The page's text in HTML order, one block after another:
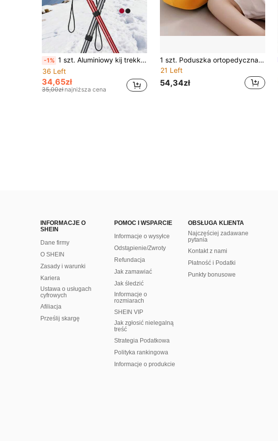
-1% 1 szt. Aluminiowy kij trekkingowy, 5-biegowy, regulowany, składany, teleskopowy, ultralekki kij trekkingowy do wspinaczki na świeżym powietrzu
36 Left
34,65zł
35,00zł najniższa cena
1 szt. Poduszka ortopedyczna z pianki memory foam – wsparcie szyi – ergonomiczny kształt dla osób śpiących na boku, plecach i brzuchu – technologia powolnego odkształcania – zdejmowany pokrowiec na zamek błyskawiczny – do użytku w biurze, łóżku, na krześle i w podróży – kompaktowa i przenośna konstrukcja – łatwy w czyszczeniu materiał
21 Left
54,34zł
INFORMACJE O
SHEIN
Dane firmy
O SHEIN
Zasady i warunki
Kariera
Ustawa o usługach
cyfrowych
Afiliacja
Prześlij skargę
POMOC I WSPARCIE
Informacje o wysyłce
Odstąpienie/Zwroty
Refundacja
Jak zamawiać
Jak śledzić
Informacje o
rozmiarach
SHEIN VIP
Jak zgłosić nielegalną
treść
Strategia Podatkowa
Polityka rankingowa
Informacje o produkcie
OBSŁUGA KLIENTA
Najczęściej zadawane
pytania
Kontakt z nami
Płatność i Podatki
Punkty bonusowe